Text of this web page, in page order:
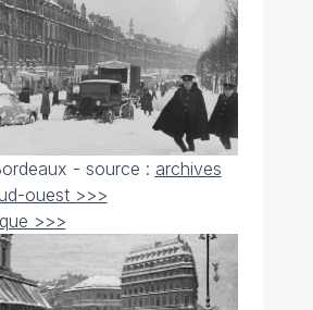
- source : archives
ouest >>>
>>>